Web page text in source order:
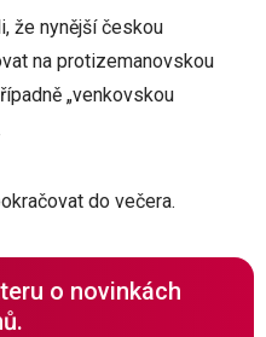
že nynější českou
na protizemanovskou
„venkovskou
do večera.
o novinkách